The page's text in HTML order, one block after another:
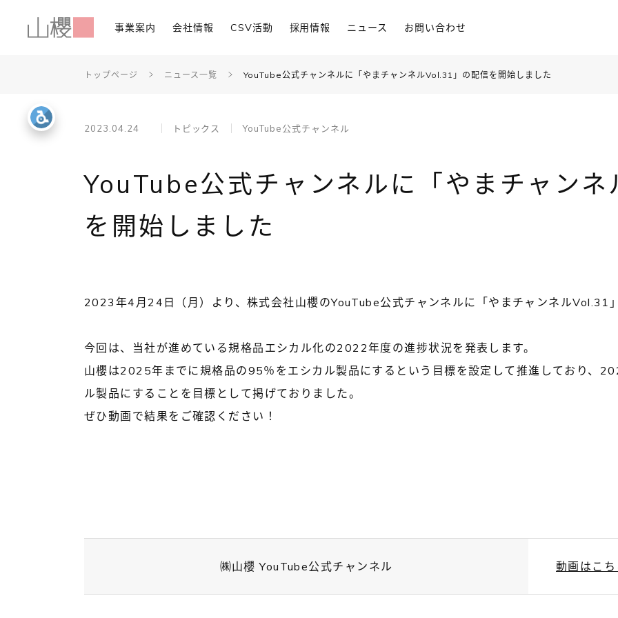
事業案内 会社情報 CSV活動 採用情報 ニュース お問い合わせ
トップページ ニュース一覧 YouTube公式チャンネルに「やまチャンネルVol.31」の配信を開始しました
2023.04.24 トピックス YouTube公式チャンネル
YouTube公式チャンネルに「やまチャン
を開始しました
2023年4月24日（月）より、株式会社山櫻のYouTube公式チャンネルに「やまチャンネルVol.31
今回は、当社が進めている規格品エシカル化の2022年度の進捗状況を発表します。
山櫻は2025年までに規格品の95％をエシカル製品にするという目標を設定して推進しており、
ル製品にすることを目標として掲げておりました。
ぜひ動画で結果をご確認ください！
㈱山櫻 YouTube公式チャンネル 動画はこ